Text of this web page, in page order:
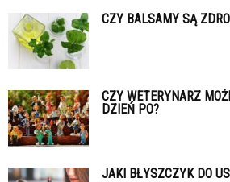
CZY BALSAMY SĄ
CZY WETERYNARZ
DZIEŃ PO?
JAKI BŁYSZCZYK DO